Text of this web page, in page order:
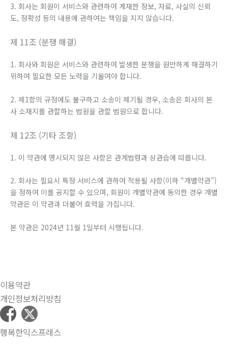
3. 회사는 회원이 서비스와 관련하여 게재한 정보, 자료, 사실의 신뢰
도, 정확성 등의 내용에 관하여는 책임을 지지 않습니다.
제 11조 (분쟁 해결)
1. 회사와 회원은 서비스와 관련하여 발생한 분쟁을 원만하게 해결하기
위하여 필요한 모든 노력을 기울여야 합니다.
2. 제1항의 규정에도 불구하고 소송이 제기될 경우, 소송은 회사의 본
사 소재지를 관할하는 법원을 관할 법원으로 합니다.
제 12조 (기타 조항)
1. 이 약관에 명시되지 않은 사항은 관계법령과 상관습에 따릅니다.
2. 회사는 필요시 특정 서비스에 관하여 적용될 사항(이하 “개별약관”)
을 정하여 이를 공지할 수 있으며, 회원이 개별약관에 동의한 경우 개별
약관은 이 약관과 더불어 효력을 가집니다.
본 약관은 2024년 11월 1일부터 시행됩니다.
이용약관
개인정보처리방침
행복한익스프레스